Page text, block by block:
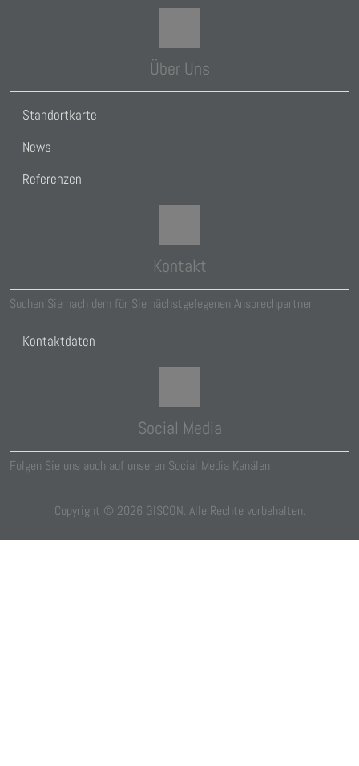
Über Uns
Standortkarte
News
Referenzen
Kontakt
Suchen Sie nach dem für Sie nächstgelegenen Ansprechpartner
Kontaktdaten
Social Media
Folgen Sie uns auch auf unseren Social Media Kanälen
Copyright © 2026 GISCON. Alle Rechte vorbehalten.